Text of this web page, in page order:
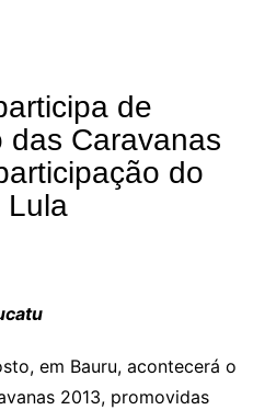
de
das Caravanas
do
Lula
em Bauru, acontecerá o
2013, promovidas